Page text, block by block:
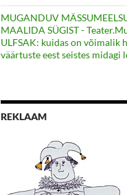
MUGANDUV
MAALIDA SÜGIST -
ULFSAK: kuidas on võimalik
väärtuste eest seistes midagi
REKLAAM